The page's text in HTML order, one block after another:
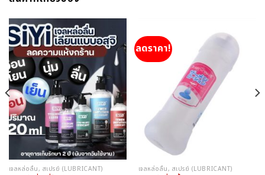
เจลหล่อลื่น, สเปรย์ (LUBRICANT)
ลดราคา!
เจลหล่อลื่น, สเปรย์ (LUBRICANT)